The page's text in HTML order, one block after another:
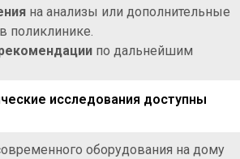
на анализы или дополнительные
поликлинике.
по дальнейшим
исследования доступны
оборудования на дому